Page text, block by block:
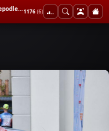
11. Górski Bieg Niepodległości1176 (6)